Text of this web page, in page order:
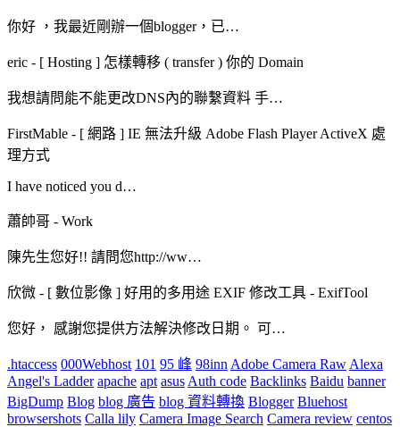
你好 ，我最近剛辦一個blogger，已…
eric - [ Hosting ] 怎樣轉移 ( transfer ) 你的 Domain
我想請問能不能更改DNS內的聯繫資料 手…
FirstMable - [ 網路 ] IE 無法升級 Adobe Flash Player ActiveX 處
理方式
I have noticed you d…
蕭帥哥 - Work
陳先生您好!! 請問您http://ww…
欣微 - [ 數位影像 ] 好用的多用途 EXIF 修改工具 - ExifTool
您好， 感謝您提供方法解決修改日期。 可…
.htaccess 000Webhost 101 95 峰 98inn Adobe Camera Raw Alexa
Angel's Ladder apache apt asus Auth code Backlinks Baidu banner
BigDump Blog blog 廣告 blog 資料轉換 Blogger Bluehost
browsershots Calla lily Camera Image Search Camera review centos